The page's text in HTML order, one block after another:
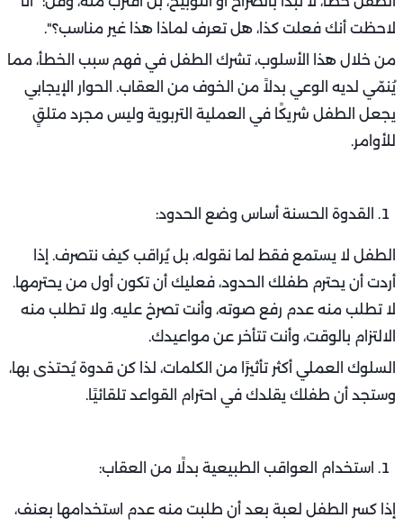
لاحظت أنك فعلت كذا، هل تعرف لماذا هذا غير مناسب؟".
من خلال هذا الأسلوب، تشرك الطفل في فهم سبب الخطأ، مما
يُنمّي لديه الوعي بدلاً من الخوف من العقاب. الحوار الإيجابي
يجعل الطفل شريكًا في العملية التربوية وليس مجرد متلقٍ
للأوامر.
القدوة الحسنة أساس وضع الحدود:
الطفل لا يستمع فقط لما نقوله، بل يُراقب كيف نتصرف. إذا
أردت أن يحترم طفلك الحدود، فعليك أن تكون أول من يحترمها.
لا تطلب منه عدم رفع صوته، وأنت تصرخ عليه. ولا تطلب منه
الالتزام بالوقت، وأنت تتأخر عن مواعيدك.
السلوك العملي أكثر تأثيرًا من الكلمات، لذا كن قدوة يُحتذى بها،
وستجد أن طفلك يقلدك في احترام القواعد تلقائيًا.
استخدام العواقب الطبيعية بدلًا من العقاب:
إذا كسر الطفل لعبة بعد أن طلبت منه عدم استخدامها بعنف،